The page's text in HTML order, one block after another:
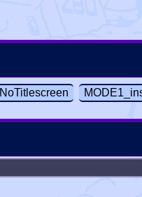
NoTitlescreen